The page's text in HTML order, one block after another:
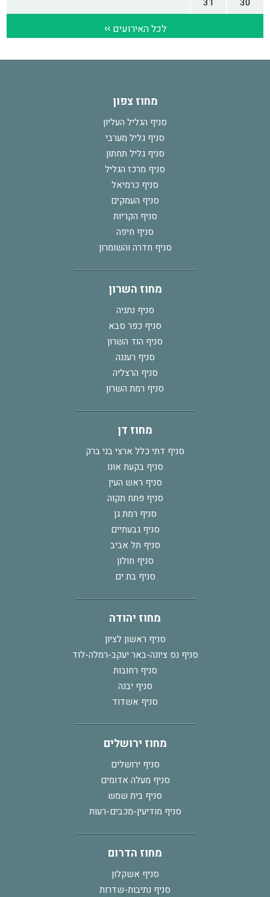
מחוז צפון
סניף הגליל העליון
סניף גליל מערבי
סניף גליל תחתון
סניף מרכז הגליל
סניף כרמיאל
סניף העמקים
סניף הקריות
סניף חיפה
סניף חדרה והשומרון
מחוז השרון
סניף נתניה
סניף כפר סבא
סניף הוד השרון
סניף רעננה
סניף הרצליה
סניף רמת השרון
מחוז דן
סניף דתי כלל ארצי בני ברק
סניף בקעת אונו
סניף ראש העין
סניף פתח תקוה
סניף רמת גן
סניף גבעתיים
סניף תל אביב
סניף חולון
סניף בת ים
מחוז יהודה
סניף ראשון לציון
סניף נס ציונה-באר יעקב-רמלה-לוד
סניף רחובות
סניף יבנה
סניף אשדוד
מחוז ירושלים
סניף ירושלים
סניף מעלה אדומים
סניף בית שמש
סניף מודיעין-מכבים-רעות
מחוז הדרום
סניף אשקלון
סניף נתיבות-שדרות